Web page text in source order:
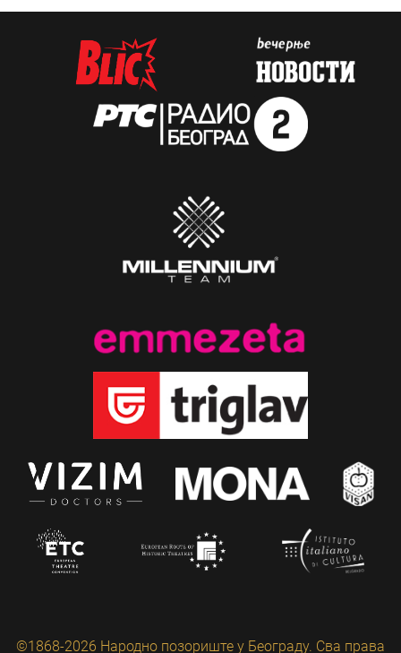
©1868-2026 Народно позориште у Београду. Сва права